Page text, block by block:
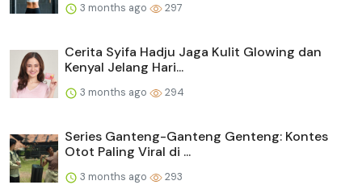
3 months ago 297
Cerita Syifa Hadju Jaga Kulit Glowing dan
Kenyal Jelang Hari...
3 months ago 294
Series Ganteng-Ganteng Genteng: Kontes
Otot Paling Viral di ...
3 months ago 293